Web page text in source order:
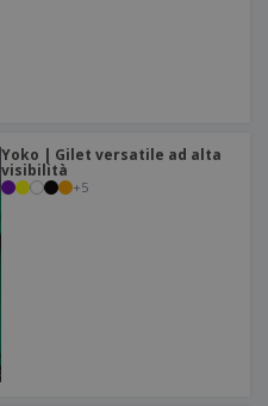
Yoko | Gilet versatile ad alta
visibilità
+5